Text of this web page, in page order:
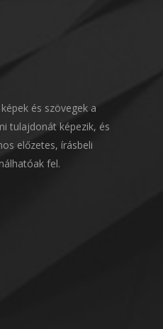
és szövegek a
tulajdonát képezik, és
előzetes, írásbeli
fel.